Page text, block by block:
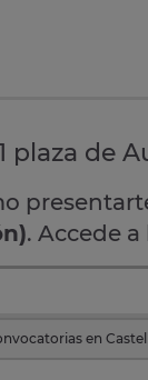
plaza de
. Accede
en